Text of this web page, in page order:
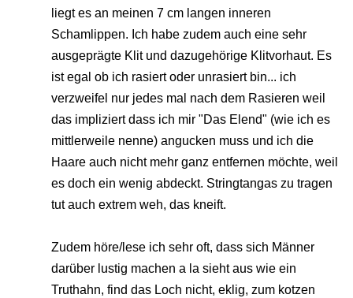
liegt es an meinen 7 cm langen inneren
Schamlippen. Ich habe zudem auch eine sehr
ausgeprägte Klit und dazugehörige Klitvorhaut. Es
ist egal ob ich rasiert oder unrasiert bin... ich
verzweifel nur jedes mal nach dem Rasieren weil
das impliziert dass ich mir "Das Elend" (wie ich es
mittlerweile nenne) angucken muss und ich die
Haare auch nicht mehr ganz entfernen möchte, weil
es doch ein wenig abdeckt. Stringtangas zu tragen
tut auch extrem weh, das kneift.
Zudem höre/lese ich sehr oft, dass sich Männer
darüber lustig machen a la sieht aus wie ein
Truthahn, find das Loch nicht, eklig, zum kotzen